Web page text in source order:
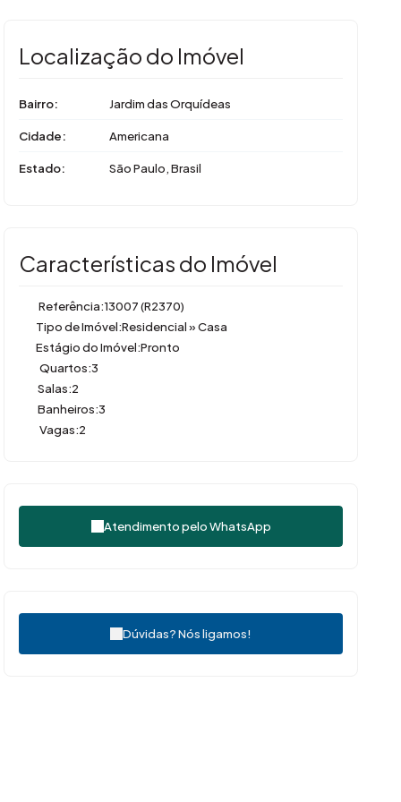
Localização do Imóvel
Bairro: Jardim das Orquídeas
Cidade: Americana
Estado: São Paulo, Brasil
Características do Imóvel
Referência:13007(R2370)
Tipo de Imóvel:Residencial»Casa
Estágio do Imóvel:Pronto
Quartos:3
Salas:2
Banheiros:3
Vagas:2
Atendimento peloWhatsApp
Dúvidas? Nós ligamos!